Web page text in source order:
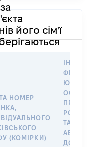
його сім'ї
НОМЕР
(КОМІРКИ)
ПРАВО
ТАКИМ
АБО
ДО